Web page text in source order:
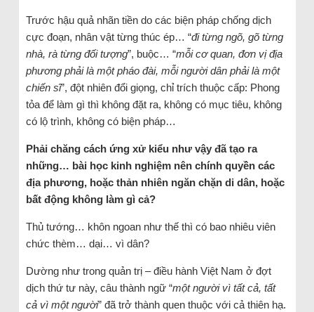
Trước hậu quả nhãn tiền do các biện pháp chống dịch
cực đoạn, nhân vật từng thúc ép… “đi từng ngõ, gõ từng
nhà, rà từng đối tượng”, buộc… “mỗi cơ quan, đơn vị địa
phương phải là một pháo đài, mỗi người dân phải là một
chiến sĩ”, đột nhiên đổi giọng, chỉ trích thuộc cấp: Phong
tỏa để làm gì thì không đặt ra, không có mục tiêu, không
có lộ trình, không có biện pháp…
Phải chăng cách ứng xử kiểu như vậy đã tạo ra
những… bài học kinh nghiệm nên chính quyền các
địa phương, hoặc thản nhiên ngăn chặn di dân, hoặc
bất động không làm gì cả?
Thủ tướng… khôn ngoan như thế thì có bao nhiêu viên
chức thèm… dại… vì dân?
Dường như trong quản trị – điều hành Việt Nam ở đợt
dịch thứ tư này, câu thành ngữ “một người vì tất cả, tất
cả vì một người” đã trở thành quen thuộc với cả thiên hạ.